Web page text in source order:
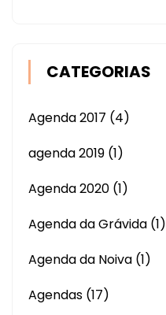
CATEGORIAS
Agenda 2017 (4)
agenda 2019 (1)
Agenda 2020 (1)
Agenda da Grávida (1)
Agenda da Noiva (1)
Agendas (17)